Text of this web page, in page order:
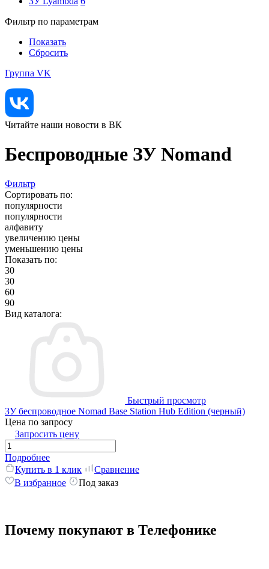
Фильтр по параметрам
Показать
Сбросить
Группа VK
Читайте наши новости в ВК
Беспроводные ЗУ Nomand
Фильтр
Сортировать по:
популярности
популярности
алфавиту
увеличению цены
уменьшению цены
Показать по:
30
30
60
90
Вид каталога:
Быстрый просмотр
ЗУ беспроводное Nomad Base Station Hub Edition (черный)
Цена по запросу
Запросить цену
Подробнее
Купить в 1 клик
Сравнение
В избранное
Под заказ
Почему покупают в Телефонике